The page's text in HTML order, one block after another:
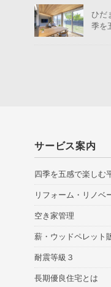
ひだ
季を
サービス案内
四季を五感で楽しむ
リフォーム・リノベ
空き家管理
薪・ウッドペレット
耐震等級３
長期優良住宅とは